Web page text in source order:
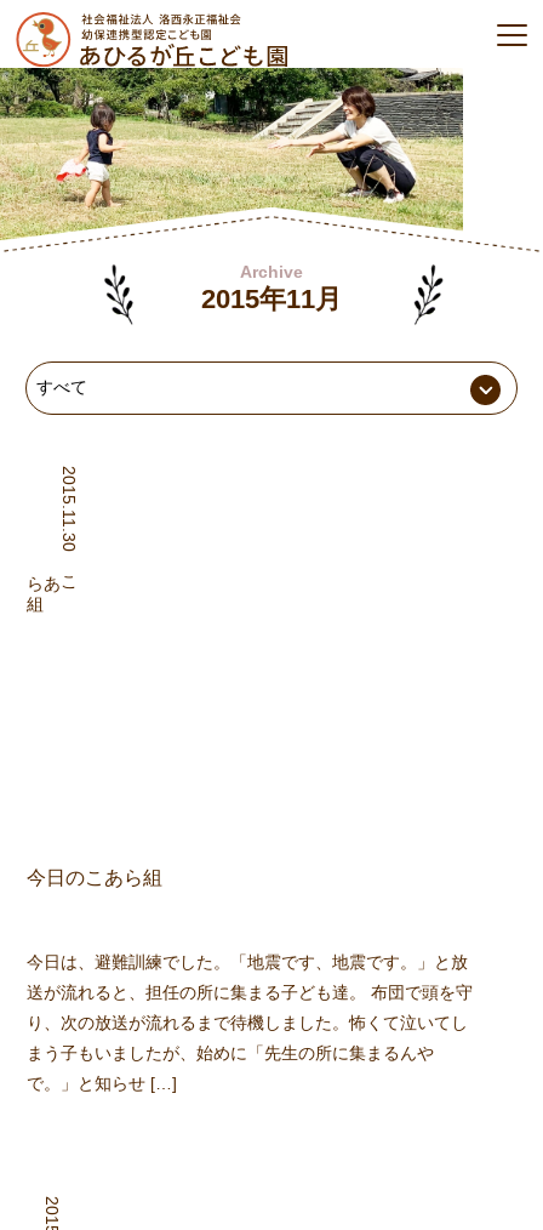
Archive
2015年11月
2015.11.30
こあら
組
今日のこあら組
今日は、避難訓練でした。「地震です、地震です。」と放
送が流れると、担任の所に集まる子ども達。 布団で頭を守
り、次の放送が流れるまで待機しました。怖くて泣いてし
まう子もいましたが、始めに「先生の所に集まるんや
で。」と知らせ […]